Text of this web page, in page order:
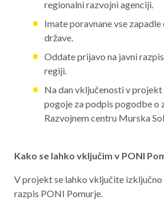
regionalni razvojni agenciji.
Imate poravnane vse
države.
Oddate prijavo na javni
regiji.
Na dan vključenosti v
pogoje za podpis pogodbe o
Razvojnem centru Murska
Kako se lahko vključim v PONI
V projekt se lahko vključite
razpis PONI Pomurje.